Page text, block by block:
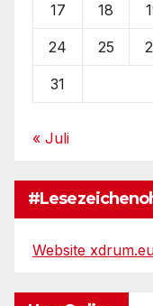
17 18
24 25
31
« Juli
Website